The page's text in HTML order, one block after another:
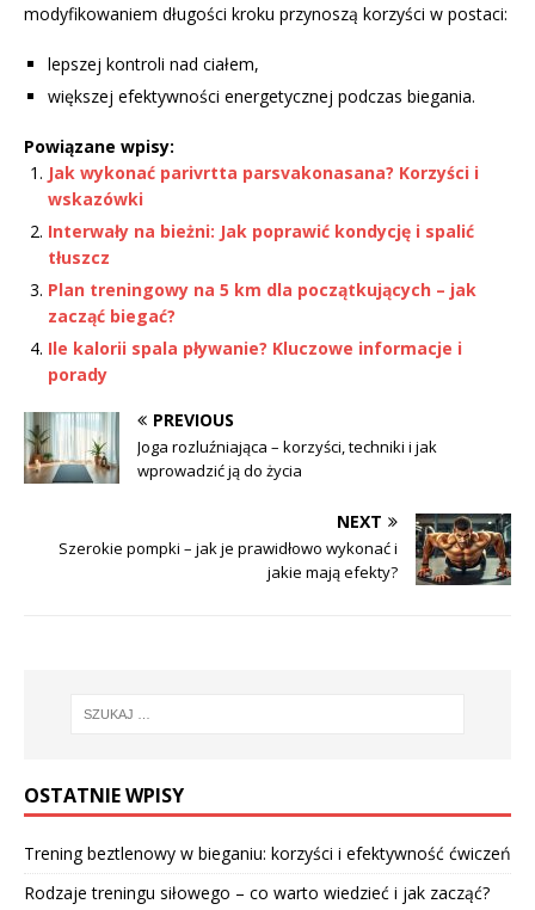
modyfikowaniem długości kroku przynoszą korzyści w postaci:
lepszej kontroli nad ciałem,
większej efektywności energetycznej podczas biegania.
Powiązane wpisy:
Jak wykonać parivrtta parsvakonasana? Korzyści i
wskazówki
Interwały na bieżni: Jak poprawić kondycję i spalić
tłuszcz
Plan treningowy na 5 km dla początkujących – jak
zacząć biegać?
Ile kalorii spala pływanie? Kluczowe informacje i
porady
PREVIOUS
Joga rozluźniająca – korzyści, techniki i jak
wprowadzić ją do życia
NEXT
Szerokie pompki – jak je prawidłowo wykonać i
jakie mają efekty?
OSTATNIE WPISY
Trening beztlenowy w bieganiu: korzyści i efektywność ćwiczeń
Rodzaje treningu siłowego – co warto wiedzieć i jak zacząć?